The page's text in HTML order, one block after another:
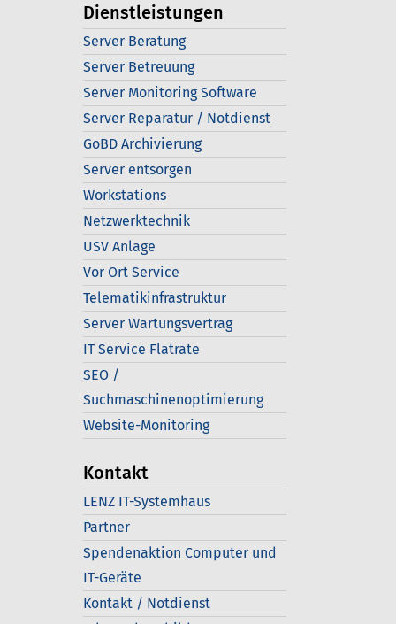
Dienstleistungen
Server Beratung
Server Betreuung
Server Monitoring Software
Server Reparatur / Notdienst
GoBD Archivierung
Server entsorgen
Workstations
Netzwerktechnik
USV Anlage
Vor Ort Service
Telematikinfrastruktur
Server Wartungsvertrag
IT Service Flatrate
SEO /
Suchmaschinenoptimierung
Website-Monitoring
Kontakt
LENZ IT-Systemhaus
Partner
Spendenaktion Computer und
IT-Geräte
Kontakt / Notdienst